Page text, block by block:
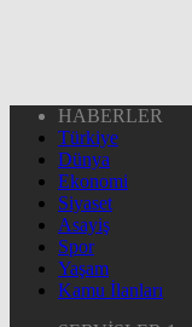
HABERLER
Türkiye
Dünya
Ekonomi
Siyaset
Asayiş
Spor
Yaşam
Kamu İlanları